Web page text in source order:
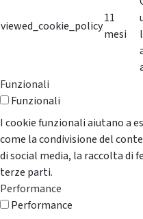
viewed_cookie_policy
11
mesi
Funzionali
Funzionali
I cookie funzionali aiutano a
come la condivisione del
di social media, la raccolta di
terze parti.
Performance
Performance